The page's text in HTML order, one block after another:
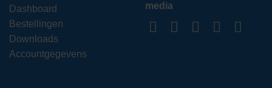
Dashboard
Bestellingen
Downloads
Accountgegevens
media